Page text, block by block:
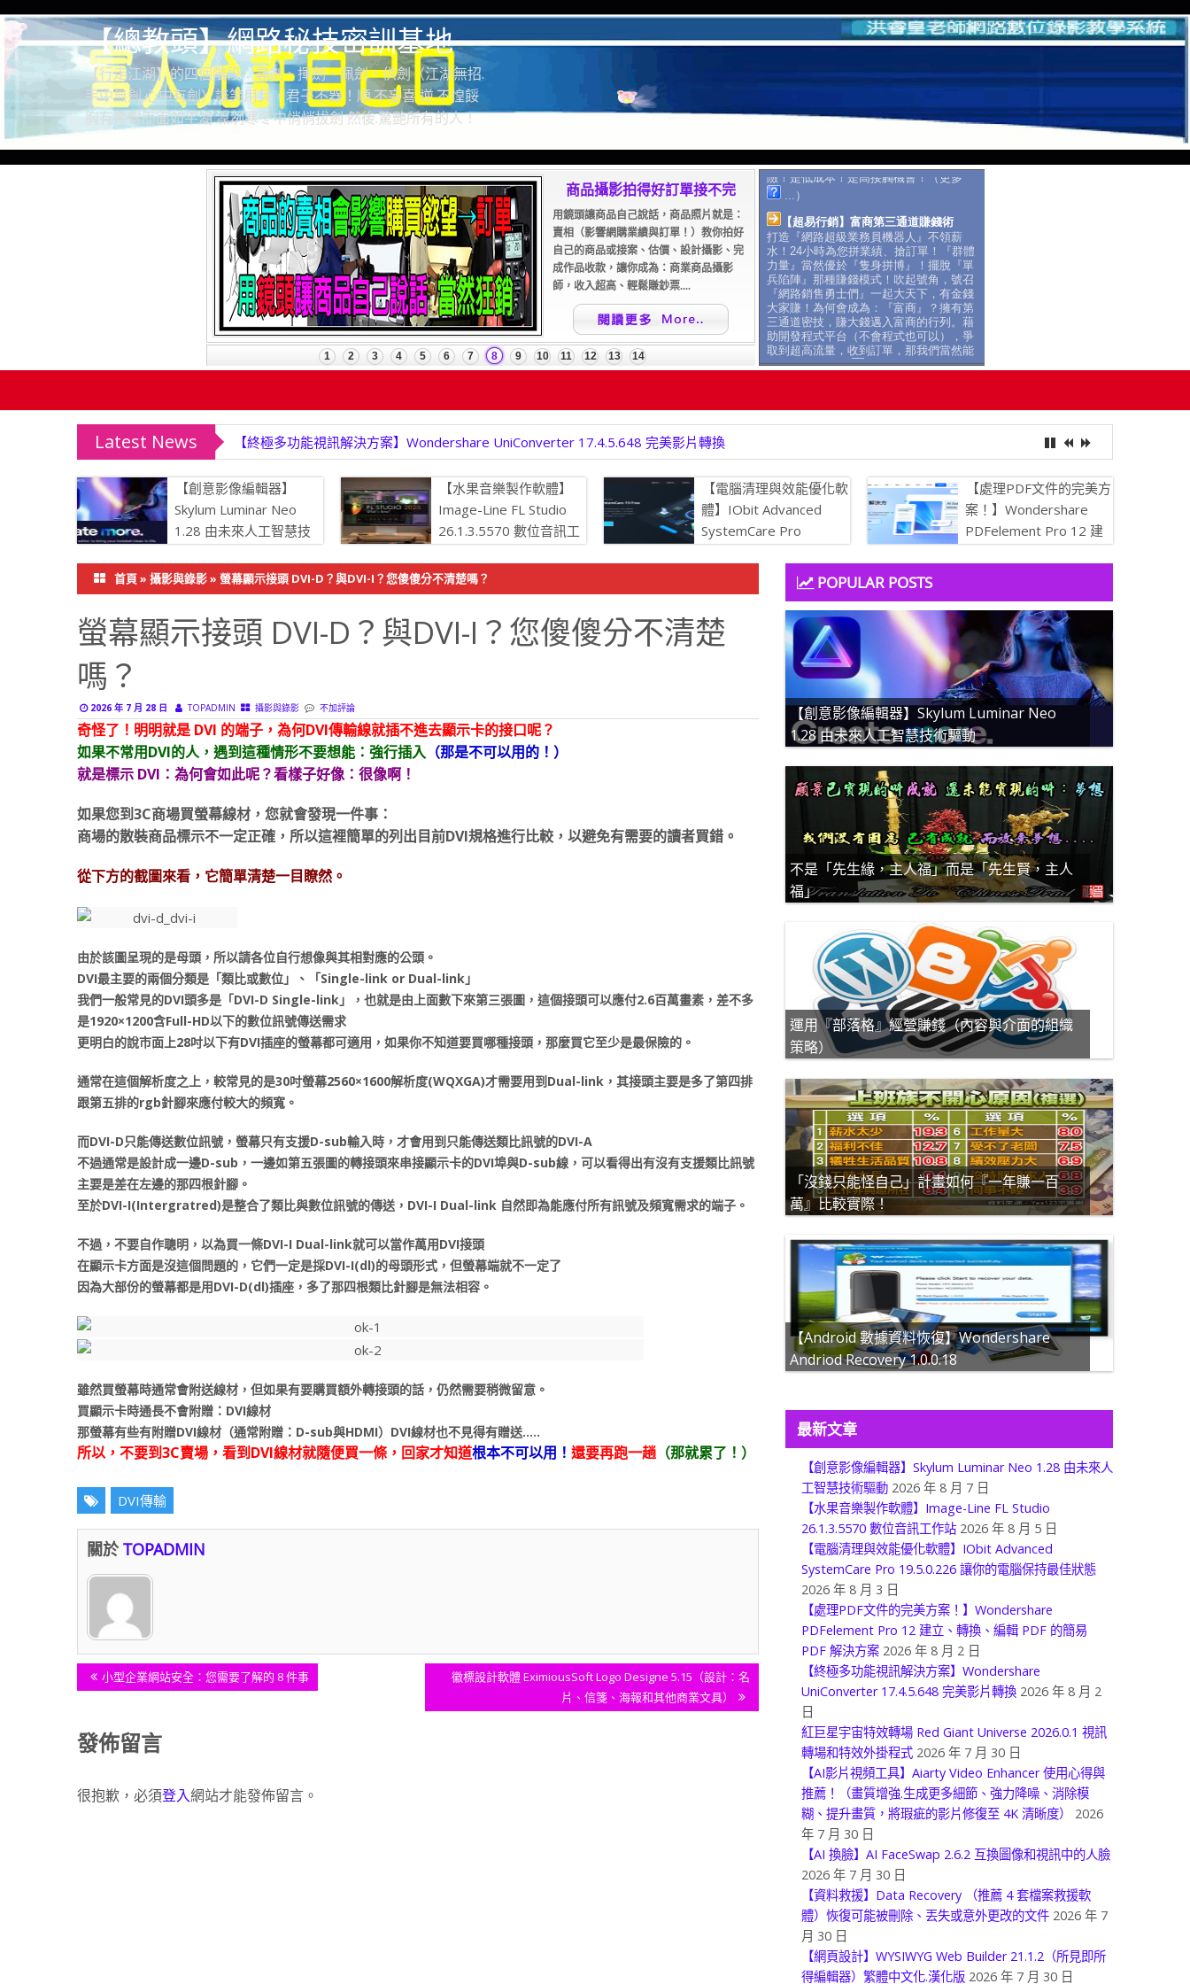
【總教頭】網路秘技密訓基地
【行走江湖】的四個階段：尋劍、揮劍、佩劍、供劍（江湖無招.
手中無劍.心中有劍）談笑用兵，君子不器！順.不妄喜 逆.不惶餒
胸有驚雷而面如平湖 凜冽寒冬中悄悄拔劍 然後.驚艷所有的人！
Latest News 【終極多功能視訊解決方案】Wondershare UniConverter 17.4.5.648 完美影片轉換
【創意影像編輯器】
Skylum Luminar Neo
1.28 由未來人工智慧技
【水果音樂製作軟體】
Image-Line FL Studio
26.1.3.5570 數位音訊工
【電腦清理與效能優化軟
體】IObit Advanced
SystemCare Pro
【處理PDF文件的完美方
案！】Wondershare
PDFelement Pro 12 建
簡易 PDF 解決方案
首頁» 攝影與錄影» 螢幕顯示接頭 DVI-D？與DVI-I？您傻傻分不清楚嗎？
螢幕顯示接頭 DVI-D？與DVI-I？您傻傻分不清楚
嗎？
2026 年 7 月 28 日 TOPADMIN 攝影與錄影 不加評論
奇怪了！明明就是 DVI 的端子，為何DVI傳輸線就插不進去顯示卡的接口呢？
如果不常用DVI的人，遇到這種情形不要想能：強行插入 （那是不可以用的！）
就是標示 DVI：為何會如此呢？看樣子好像：很像啊！
如果您到3C商場買螢幕線材，您就會發現一件事：
商場的散裝商品標示不一定正確，所以這裡簡單的列出目前DVI規格進行比較，以避免有需要的讀者買錯。
從下方的截圖來看，它簡單清楚一目瞭然。
由於該圖呈現的是母頭，所以請各位自行想像與其相對應的公頭。
DVI最主要的兩個分類是「類比或數位」、「Single-link or Dual-link」
我們一般常見的DVI頭多是「DVI-D Single-link」，也就是由上面數下來第三張圖，這個接頭可以應付2.6百萬畫素，差不多
是1920×1200含Full-HD以下的數位訊號傳送需求
更明白的說市面上28吋以下有DVI插座的螢幕都可適用，如果你不知道要買哪種接頭，那麼買它至少是最保險的。
通常在這個解析度之上，較常見的是30吋螢幕2560×1600解析度(WQXGA)才需要用到Dual-link，其接頭主要是多了第四排
跟第五排的rgb針腳來應付較大的頻寬。
而DVI-D只能傳送數位訊號，螢幕只有支援D-sub輸入時，才會用到只能傳送類比訊號的DVI-A
不過通常是設計成一邊D-sub，一邊如第五張圖的轉接頭來串接顯示卡的DVI埠與D-sub線，可以看得出有沒有支援類比訊號
主要是差在左邊的那四根針腳。
至於DVI-I(Intergratred)是整合了類比與數位訊號的傳送，DVI-I Dual-link 自然即為能應付所有訊號及頻寬需求的端子。
不過，不要自作聰明，以為買一條DVI-I Dual-link就可以當作萬用DVI接頭
在顯示卡方面是沒這個問題的，它們一定是採DVI-I(dl)的母頭形式，但螢幕端就不一定了
因為大部份的螢幕都是用DVI-D(dl)插座，多了那四根類比針腳是無法相容。
雖然買螢幕時通常會附送線材，但如果有要購買額外轉接頭的話，仍然需要稍微留意。
買顯示卡時通長不會附贈：DVI線材
那螢幕有些有附贈DVI線材（通常附贈：D-sub與HDMI）DVI線材也不見得有贈送…..
所以，不要到3C賣場，看到DVI線材就隨便買一條，回家才知道根本不可以用！ 還要再跑一趟（那就累了！）
DVI傳輸
關於 TOPADMIN
文
章
Previous
Post:
小型企業網站安全：您需要了解的 8 件事
Next
徽標設計軟體 EximiousSoft Logo Designe 5.15（設計：名
片、信箋、海報和其他商業文具）
發佈留言
很抱歉，必須登入網站才能發佈留言。
POPULAR POSTS
【創意影像編輯器】Skylum Luminar Neo
1.28 由未來人工智慧技術驅動
不是「先生緣，主人福」而是「先生賢，主人
福」
運用『部落格』經營賺錢（內容與介面的組織
策略）
「沒錢只能怪自己」計畫如何『一年賺一百
萬』比較實際！
【Android 數據資料恢復】Wondershare
Andriod Recovery 1.0.0.18
最新文章
【創意影像編輯器】Skylum Luminar Neo 1.28 由未來人
工智慧技術驅動 2026 年 8 月 7 日
【水果音樂製作軟體】Image-Line FL Studio
26.1.3.5570 數位音訊工作站 2026 年 8 月 5 日
【電腦清理與效能優化軟體】IObit Advanced
SystemCare Pro 19.5.0.226 讓你的電腦保持最佳狀態
2026 年 8 月 3 日
【處理PDF文件的完美方案！】Wondershare
PDFelement Pro 12 建立、轉換、編輯 PDF 的簡易
PDF 解決方案 2026 年 8 月 2 日
【終極多功能視訊解決方案】Wondershare
UniConverter 17.4.5.648 完美影片轉換 2026 年 8 月 2
日
紅巨星宇宙特效轉場 Red Giant Universe 2026.0.1 視訊
轉場和特效外掛程式 2026 年 7 月 30 日
【AI影片視頻工具】Aiarty Video Enhancer 使用心得與
推薦！（畫質增強.生成更多細節、強力降噪、消除模
糊、提升畫質，將瑕疵的影片修復至 4K 清晰度）
2026
年 7 月 30 日
【AI 換臉】AI FaceSwap 2.6.2 互換圖像和視訊中的人臉
2026 年 7 月 30 日
【資料救援】Data Recovery （推薦 4 套檔案救援軟
體）恢復可能被刪除、丟失或意外更改的文件 2026 年 7
月 30 日
【網頁設計】WYSIWYG Web Builder 21.1.2（所見即所
得編輯器）繁體中文化.漢化版 2026 年 7 月 30 日